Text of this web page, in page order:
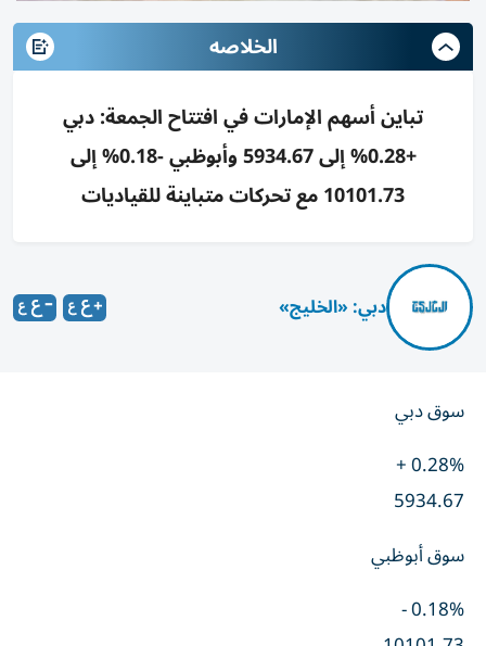
الخلاصه
تباين أسهم الإمارات في افتتاح الجمعة: دبي
+0.28% إلى 5934.67 وأبوظبي -0.18% إلى
10101.73 مع تحركات متباينة للقياديات
دبي: «الخليج»
سوق دبي
0.28% +
5934.67
سوق أبوظبي
0.18% -